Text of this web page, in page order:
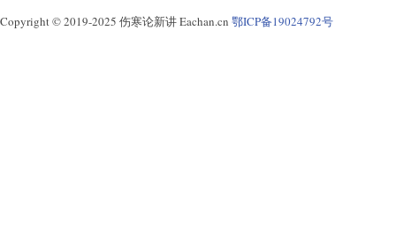
Copyright © 2019-2025 伤寒论新讲 Eachan.cn 鄂ICP备19024792号